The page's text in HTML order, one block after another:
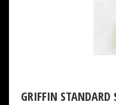
GRIFFIN STANDARD